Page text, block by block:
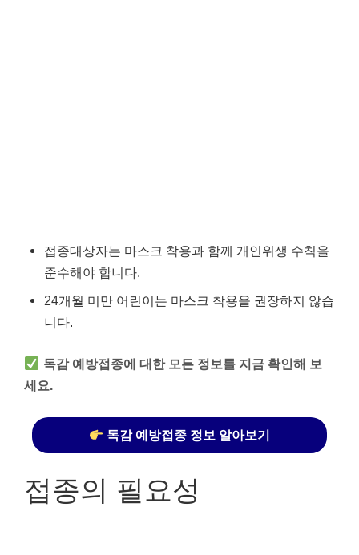
접종대상자는 마스크 착용과 함께 개인위생 수칙을
준수해야 합니다.
24개월 미만 어린이는 마스크 착용을 권장하지 않습
니다.
독감 예방접종에 대한 모든 정보를 지금 확인해 보
세요.
독감 예방접종 정보 알아보기
접종의 필요성